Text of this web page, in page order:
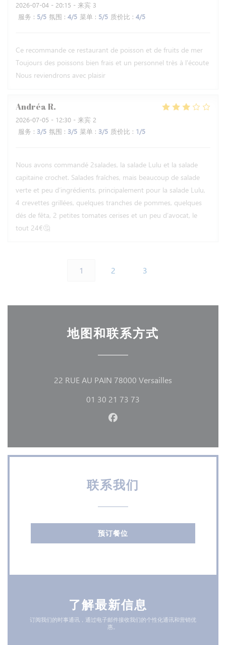
2026-07-04 - 20:15 - 来宾 3
服务 : 5/5 氛围 : 4/5 菜单 : 5/5 质价比 : 4/5
Ce recommande ce restaurant de poisson et de fruits de mer
Toujours des poissons bien frais et un personnel très à l'écoute
Nous reviendrons avec plaisir
AndréaR
2026-07-05 - 12:30 - 来宾 2
服务 : 3/5 氛围 : 3/5 菜单 : 3/5 质价比 : 1/5
Nous avons commandé 2salades, la salade Lulu et la salade
capitaine crochet. Salades fraîches, mais beaucoup de salade
verte et peu d’ingrédients, principalement pour la salade Lulu,
4 crevettes grillées, quelques tranches de pommes, quelques
dés de fêta, 2 petites tomates cerises et un peu d’avocat, le
tout 24€🤔
1 2 3
地图和联系方式
22 RUE AU PAIN 78000 Versailles
01 30 21 73 73
Facebook ((在新窗口中打开
联系我们
预订餐位
了解最新信息
订阅我们的时事通讯，通过电子邮件接收我们的个性化通讯和营销优
惠。